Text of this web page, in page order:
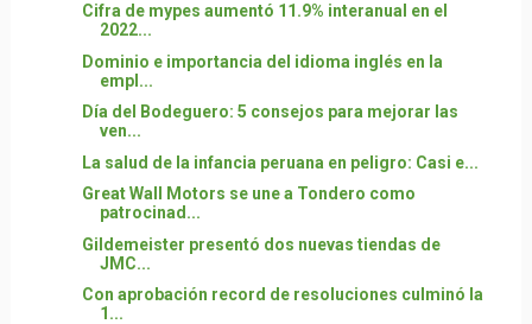
Cifra de mypes aumentó 11.9% interanual en el
2022...
Dominio e importancia del idioma inglés en la
empl...
Día del Bodeguero: 5 consejos para mejorar las
ven...
La salud de la infancia peruana en peligro: Casi e...
Great Wall Motors se une a Tondero como
patrocinad...
Gildemeister presentó dos nuevas tiendas de
JMC...
Con aprobación record de resoluciones culminó la
1...